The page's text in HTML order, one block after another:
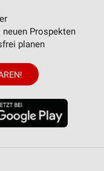
Prospekten
planen